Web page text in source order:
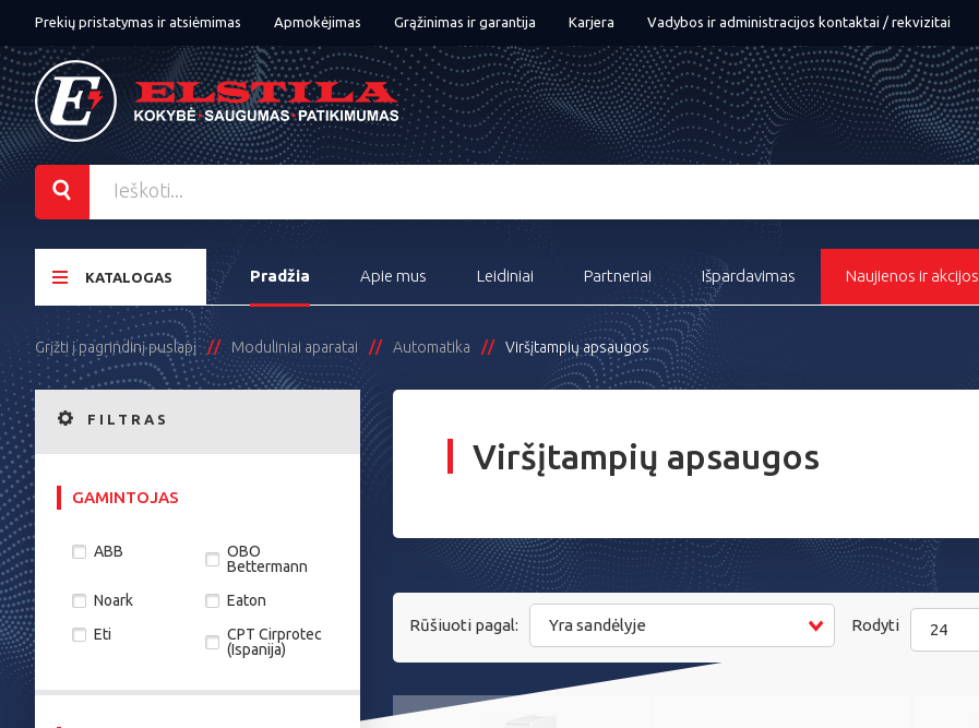
Prekių pristatymas ir atsiėmimas Apmokėjimas Grąžinimas ir garantija Karjera Vadybos ir administracijos kontaktai / rekvizitai
KATALOGAS Pradžia Apie mus Leidiniai Partneriai Išpardavimas Naujienos ir akcijos
Grįžti į pagrindinį puslapį Moduliniai aparatai Automatika Viršįtampių apsaugos
FILTRAS
GAMINTOJAS
ABB
OBO
Bettermann
Noark
Eaton
Eti
CPT Cirprotec
(Ispanija)
Viršįtampių apsaugos
Rūšiuoti pagal: Yra sandėlyje Rodyti 24